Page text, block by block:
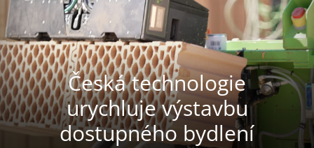
Česká technologie
urychluje výstavbu
dostupného bydlení